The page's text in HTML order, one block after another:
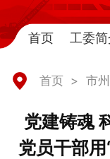
首页 工委
首页 > 市
党建铸魂
党员干部